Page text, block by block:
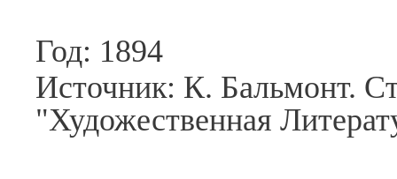
Год: 1894
Источник: К. Бальмонт.
"Художественная